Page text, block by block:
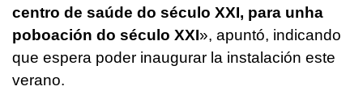
centro de saúde do século XXI, para unha
poboación do século XXI», apuntó, indicando
que espera poder inaugurar la instalación este
verano.